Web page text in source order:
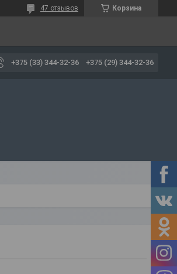
Корзина
47 отзывов
+375 (33) 344-32-36 +375 (29) 344-32-36